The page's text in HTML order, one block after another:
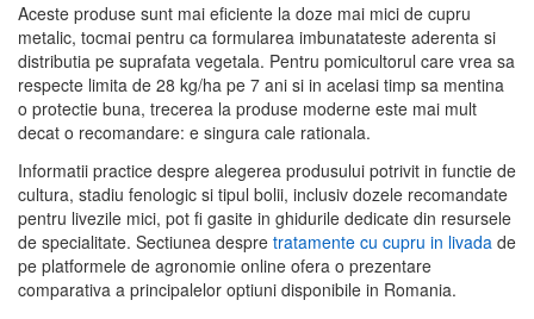
Aceste produse sunt mai eficiente la doze mai mici de cupru
metalic, tocmai pentru ca formularea imbunatateste aderenta si
distributia pe suprafata vegetala. Pentru pomicultorul care vrea sa
respecte limita de 28 kg/ha pe 7 ani si in acelasi timp sa mentina
o protectie buna, trecerea la produse moderne este mai mult
decat o recomandare: e singura cale rationala.
Informatii practice despre alegerea produsului potrivit in functie de
cultura, stadiu fenologic si tipul bolii, inclusiv dozele recomandate
pentru livezile mici, pot fi gasite in ghidurile dedicate din resursele
de specialitate. Sectiunea despre tratamente cu cupru in livada de
pe platformele de agronomie online ofera o prezentare
comparativa a principalelor optiuni disponibile in Romania.